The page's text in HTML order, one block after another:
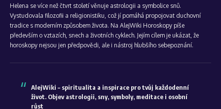
Helena se více než čtvrt století věnuje astrologii a symbolice snů.
Vystudovala filozofii a religionistiku, což jí pomáhá propojovat duchovní
tradice s moderním způsobem života. Na AlejWiki Horoskopy píše
především o vztazích, snech a životních cyklech. Jejím cílem je ukázat, že
horoskopy nejsou jen předpovědi, ale i nástroj hlubšího sebepoznání.
AlejWiki – spiritualita a inspirace pro tvůj každodenní
život. Objev astrologii, sny, symboly, meditace i osobní
růst